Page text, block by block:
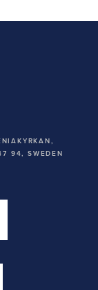
94, SWEDEN